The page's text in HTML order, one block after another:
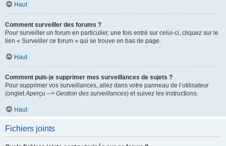
Haut
Comment surveiller des forums ?
Pour surveiller un forum en particulier, une fois entré sur celui-ci, cliquez sur le
lien « Surveiller ce forum » qui se trouve en bas de page.
Haut
Comment puis-je supprimer mes surveillances de sujets ?
Pour supprimer vos surveillances, allez dans votre panneau de l’utilisateur
(ongletAperçu --> Gestion des surveillances) et suivez les instructions.
Haut
Fichiers joints